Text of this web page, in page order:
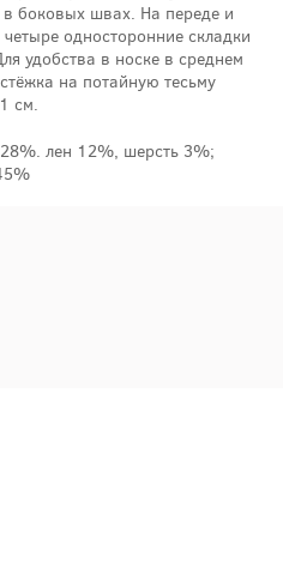
боковых швах. На переде и
односторонние складки
удобства в носке в среднем
на потайную тесьму
см.
лен 12%, шерсть 3%;